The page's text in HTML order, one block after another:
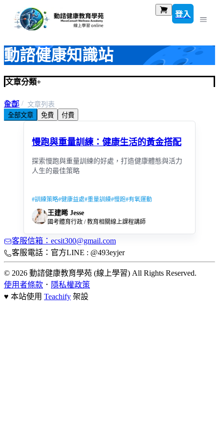
登入
動諮健康知識站
文章分類+
全部
規律運動與健康促進
首頁
文章列表
全部文章
免費 付費
慢跑與重量訓練：健康生活的黃金搭配
探索慢跑與重量訓練的好處，打造健康體態與活力
人生的最佳策略
#訓練策略#健康益處#重量訓練#慢跑#有氧運動
王建睎 Jesse
國考體育行政 / 教育相關線上課程講師
客服信箱：ecsit300@gmail.com
客服電話：官方LINE : @493eyjer
© 2026 動諮健康教育學苑 (線上學習) All Rights Reserved.
使用者條款 ． 隱私權政策
♥ 本站使用 Teachify 架設